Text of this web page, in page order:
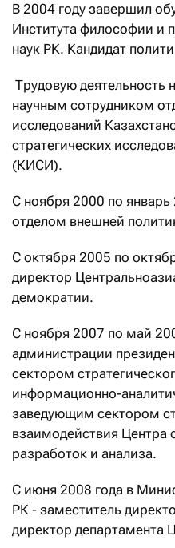
В 2004 году завершил
Института философии и
наук РК. Кандидат
Трудовую деятельность
научным сотрудником
исследований
стратегических
(КИСИ).
С ноября 2000 по
отделом внешней
С октября 2005 по
директор
демократии.
С ноября 2007 по май
администрации
сектором
информационно-
заведующим сектором
взаимодействия Центра
разработок и анализа.
С июня 2008 года в
РК - заместитель
директор департамента